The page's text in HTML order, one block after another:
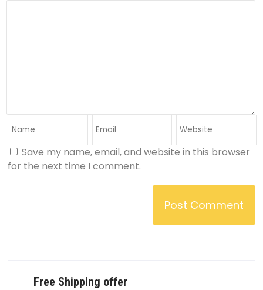
Save my name, email, and website in this browser
for the next time I comment.
Free Shipping offer